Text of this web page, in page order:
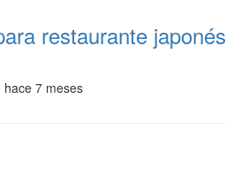
restaurante japonés
hace 7 meses